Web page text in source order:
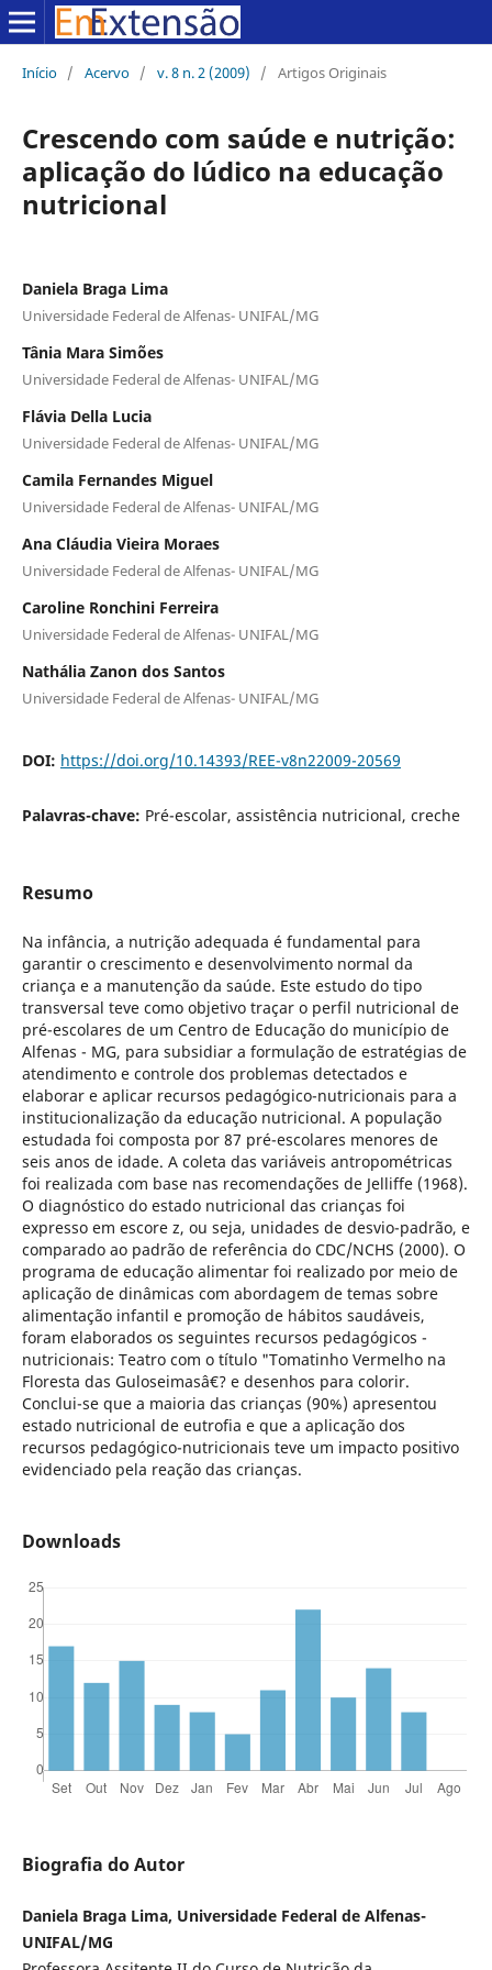
Início / Acervo / v. 8 n. 2 (2009) / Artigos Originais
Crescendo com saúde e nutrição:
aplicação do lúdico na educação
nutricional
Daniela Braga Lima
Universidade Federal de Alfenas- UNIFAL/MG
Tânia Mara Simões
Universidade Federal de Alfenas- UNIFAL/MG
Flávia Della Lucia
Universidade Federal de Alfenas- UNIFAL/MG
Camila Fernandes Miguel
Universidade Federal de Alfenas- UNIFAL/MG
Ana Cláudia Vieira Moraes
Universidade Federal de Alfenas- UNIFAL/MG
Caroline Ronchini Ferreira
Universidade Federal de Alfenas- UNIFAL/MG
Nathália Zanon dos Santos
Universidade Federal de Alfenas- UNIFAL/MG
DOI: https://doi.org/10.14393/REE-v8n22009-20569
Palavras-chave: Pré-escolar, assistência nutricional, creche
Resumo
Na infância, a nutrição adequada é fundamental para
garantir o crescimento e desenvolvimento normal da
criança e a manutenção da saúde. Este estudo do tipo
transversal teve como objetivo traçar o perfil nutricional de
pré-escolares de um Centro de Educação do município de
Alfenas - MG, para subsidiar a formulação de estratégias de
atendimento e controle dos problemas detectados e
elaborar e aplicar recursos pedagógico-nutricionais para a
institucionalização da educação nutricional. A população
estudada foi composta por 87 pré-escolares menores de
seis anos de idade. A coleta das variáveis antropométricas
foi realizada com base nas recomendações de Jelliffe (1968).
O diagnóstico do estado nutricional das crianças foi
expresso em escore z, ou seja, unidades de desvio-padrão, e
comparado ao padrão de referência do CDC/NCHS (2000). O
programa de educação alimentar foi realizado por meio de
aplicação de dinâmicas com abordagem de temas sobre
alimentação infantil e promoção de hábitos saudáveis,
foram elaborados os seguintes recursos pedagógicos -
nutricionais: Teatro com o título "Tomatinho Vermelho na
Floresta das Guloseimasâ€? e desenhos para colorir.
Conclui-se que a maioria das crianças (90%) apresentou
estado nutricional de eutrofia e que a aplicação dos
recursos pedagógico-nutricionais teve um impacto positivo
evidenciado pela reação das crianças.
Downloads
Biografia do Autor
Daniela Braga Lima, Universidade Federal de Alfenas-
UNIFAL/MG